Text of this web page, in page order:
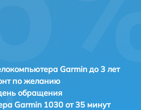
Garmin до 3 лет
по желанию
обращения
Garmin 1030 от 35 минут